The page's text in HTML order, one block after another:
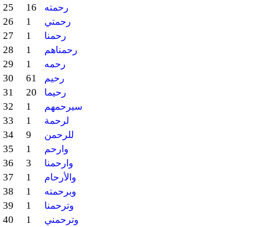
25 16 رحمته
26 1 رحمتي
27 1 رحمنا
28 1 رحمناهم
29 1 رحمه
30 61 رحيم
31 20 رحيما
32 1 سيرحمهم
33 1 لرحمة
34 9 للرحمن
35 1 وارحم
36 3 وارحمنا
37 1 والأرحام
38 1 وبرحمته
39 1 وترحمنا
40 1 وترحمني